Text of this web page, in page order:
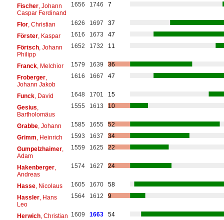
Fischer, Johann
Caspar Ferdinand
1656 1746 7
Flor, Christian 1626 1697
37
Förster, Kaspar 1616 1673
47
Förtsch, Johann
Philipp
1652 1732 11
Franck, Melchior 1579 1639
36
Froberger,
Johann Jakob
1616 1667 47
Funck, David 1648 1701
15
Gesius
Bartholomäus
1555 1613 10
Grabbe, Johann 1585 1655
52
Grimm , Heinrich 1593 1637
34
Gumpelzhaimer,
Adam
1559 1625 22
Hakenberger,
Andreas
1574 1627 24
Hasse, Nicolaus 1605 1670
58
Hassler, Hans
Leo
1564 1612 9
Herwich, Christian 1609 1663
54